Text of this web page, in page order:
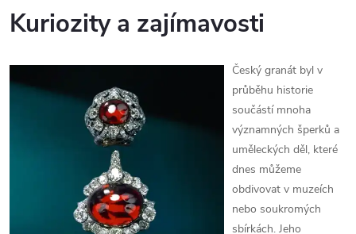
Kuriozity a zajímavosti
Český granát byl v
průběhu historie
součástí mnoha
významných šperků a
uměleckých děl, které
dnes můžeme
obdivovat v muzeích
nebo soukromých
sbírkách. Jeho